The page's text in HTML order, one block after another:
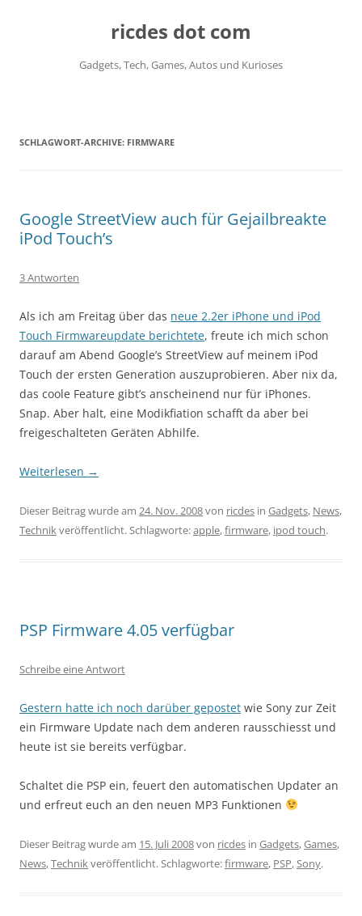
ricdes dot com
Gadgets, Tech, Games, Autos und Kurioses
SCHLAGWORT-ARCHIVE: FIRMWARE
Google StreetView auch für Gejailbreakte
iPod Touch’s
3 Antworten
Als ich am Freitag über das neue 2.2er iPhone und iPod
Touch Firmwareupdate berichtete, freute ich mich schon
darauf am Abend Google’s StreetView auf meinem iPod
Touch der ersten Generation auszuprobieren. Aber nix da,
das coole Feature gibt’s anscheinend nur für iPhones.
Snap. Aber halt, eine Modikfiation schafft da aber bei
freigeschalteten Geräten Abhilfe.
Weiterlesen →
Dieser Beitrag wurde am 24. Nov. 2008von ricdes in Gadgets, News,
Technikveröffentlicht. Schlagworte:apple,firmware, ipod touch.
PSP Firmware 4.05 verfügbar
Schreibe eine Antwort
Gestern hatte ich noch darüber gepostet wie Sony zur Zeit
ein Firmware Update nach dem anderen rausschiesst und
heute ist sie bereits verfügbar.
Schaltet die PSP ein, feuert den automatischen Updater an
und erfreut euch an den neuen MP3 Funktionen
Dieser Beitrag wurde am 15. Juli 2008von ricdes in Gadgets,Games,
News,Technikveröffentlicht. Schlagworte:firmware, PSP,Sony.